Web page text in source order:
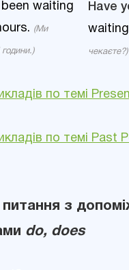
been waiting
(Ми
години.)
Have
чекаєте?)
по темі
по темі Past
питання з
do, does